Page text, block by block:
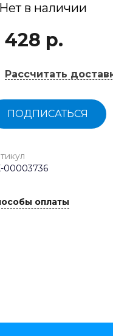
Нет в наличии
428 р.
Рассчитать
ПОДПИСАТЬСЯ
00003736
оплаты